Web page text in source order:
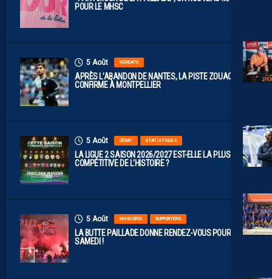
POUR LE MHSC
5 Août MERCATO
APRÈS L’ABANDON DE NANTES, LA PISTE ZOUAOUI SE
CONFIRME À MONTPELLIER
5 Août DÉBAT STATISTIQUES
LA LIGUE 2 SAISON 2026/2027 EST-ELLE LA PLUS
COMPÉTITIVE DE L’HISTOIRE ?
5 Août MHSC-DFCO SUPPORTERS
LA BUTTE PAILLADE DONNE RENDEZ-VOUS POUR
SAMEDI !